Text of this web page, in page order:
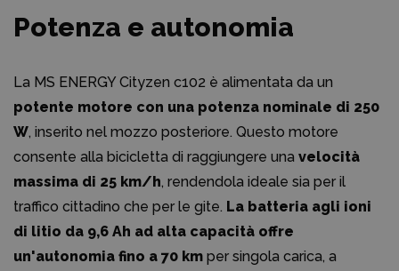
Potenza e autonomia
La MS ENERGY Cityzen c102 è alimentata da un
potente motore con una potenza nominale di 250
W, inserito nel mozzo posteriore. Questo motore
consente alla bicicletta di raggiungere una velocità
massima di 25 km/h, rendendola ideale sia per il
traffico cittadino che per le gite. La batteria agli ioni
di litio da 9,6 Ah ad alta capacità offre
un'autonomia fino a 70 km per singola carica, a